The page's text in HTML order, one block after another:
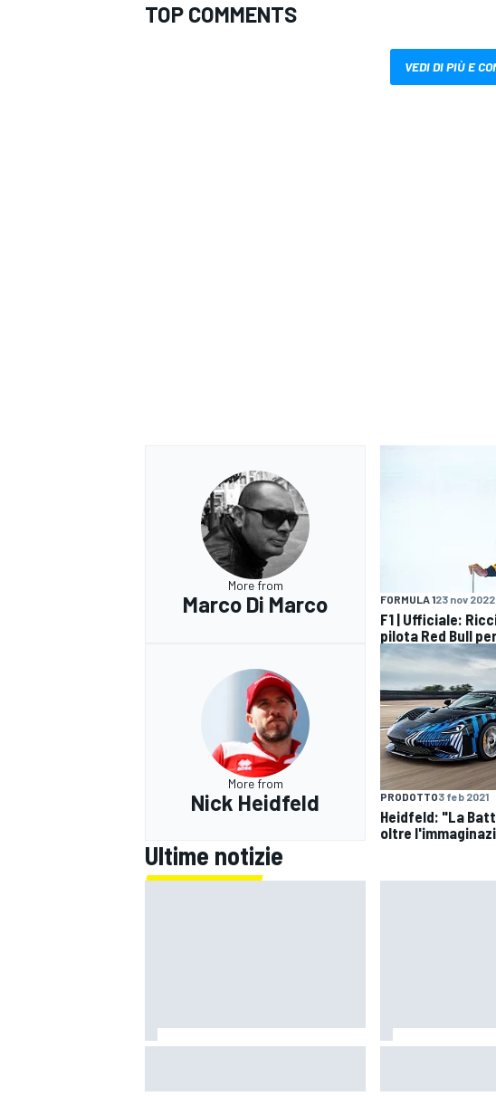
TOP COMMENTS
VEDI DI PIÙ E
More from
Marco Di Marco FORMULA 123 nov 2022
F1 | Ufficiale:
pilota Red Bull
More from
Nick Heidfeld PRODOTTO3 feb 2021
Heidfeld: "La
oltre
Ultime notizie
prossima